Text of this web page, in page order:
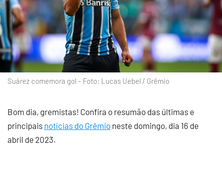
Suárez comemora gol – Foto: Lucas Uebel / Grêmio
Bom dia, gremistas! Confira o resumão das últimas e
principais notícias do Grêmio neste domingo, dia 16 de
abril de 2023.